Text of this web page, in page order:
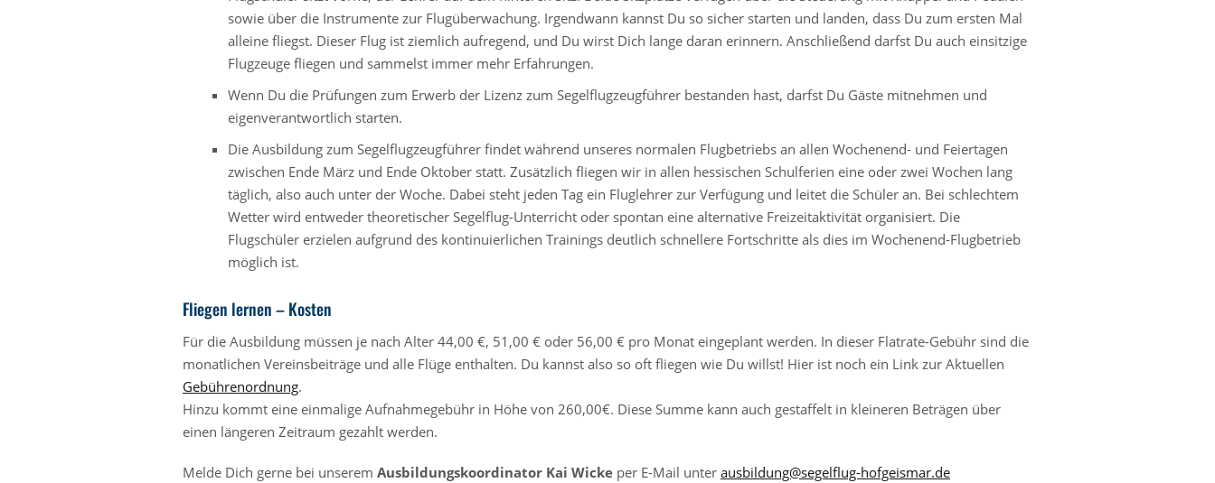
sowie über die Instrumente zur Flugüberwachung. Irgendwann kannst Du so sicher starten und landen, dass Du zum ersten Mal
alleine fliegst. Dieser Flug ist ziemlich aufregend, und Du wirst Dich lange daran erinnern. Anschließend darfst Du auch einsitzige
Flugzeuge fliegen und sammelst immer mehr Erfahrungen.
Wenn Du die Prüfungen zum Erwerb der Lizenz zum Segelflugzeugführer bestanden hast, darfst Du Gäste mitnehmen und
eigenverantwortlich starten.
Die Ausbildung zum Segelflugzeugführer findet während unseres normalen Flugbetriebs an allen Wochenend- und Feiertagen
zwischen Ende März und Ende Oktober statt. Zusätzlich fliegen wir in allen hessischen Schulferien eine oder zwei Wochen lang
täglich, also auch unter der Woche. Dabei steht jeden Tag ein Fluglehrer zur Verfügung und leitet die Schüler an. Bei schlechtem
Wetter wird entweder theoretischer Segelflug-Unterricht oder spontan eine alternative Freizeitaktivität organisiert. Die
Flugschüler erzielen aufgrund des kontinuierlichen Trainings deutlich schnellere Fortschritte als dies im Wochenend-Flugbetrieb
möglich ist.
Fliegen lernen – Kosten
Für die Ausbildung müssen je nach Alter 44,00 €, 51,00 € oder 56,00 € pro Monat eingeplant werden. In dieser Flatrate-Gebühr sind die
monatlichen Vereinsbeiträge und alle Flüge enthalten. Du kannst also so oft fliegen wie Du willst! Hier ist noch ein Link zur Aktuellen
Gebührenordnung.
Hinzu kommt eine einmalige Aufnahmegebühr in Höhe von 260,00€. Diese Summe kann auch gestaffelt in kleineren Beträgen über
einen längeren Zeitraum gezahlt werden.
Melde Dich gerne bei unserem Ausbildungskoordinator Kai Wicke per E-Mail unter ausbildung@segelflug-hofgeismar.de